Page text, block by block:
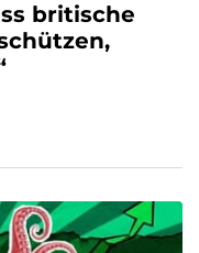
britische